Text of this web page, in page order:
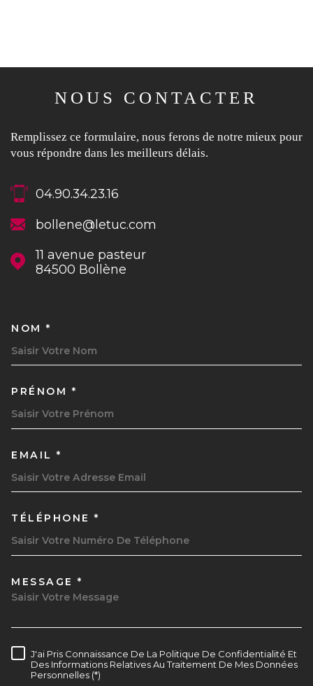
NOUS CONTACTER
Remplissez ce formulaire, nous ferons de notre mieux pour
vous répondre dans les meilleurs délais.
04.90.34.23.16
bollene@letuc.com
11 avenue pasteur
84500
Bollène
NOM *
PRÉNOM *
EMAIL *
TÉLÉPHONE *
MESSAGE *
RÈGLEMENTATION
J'ai Pris Connaissance De La Politique De Confidentialité Et
Des Informations Relatives Au Traitement De Mes Données
Personnelles (*)